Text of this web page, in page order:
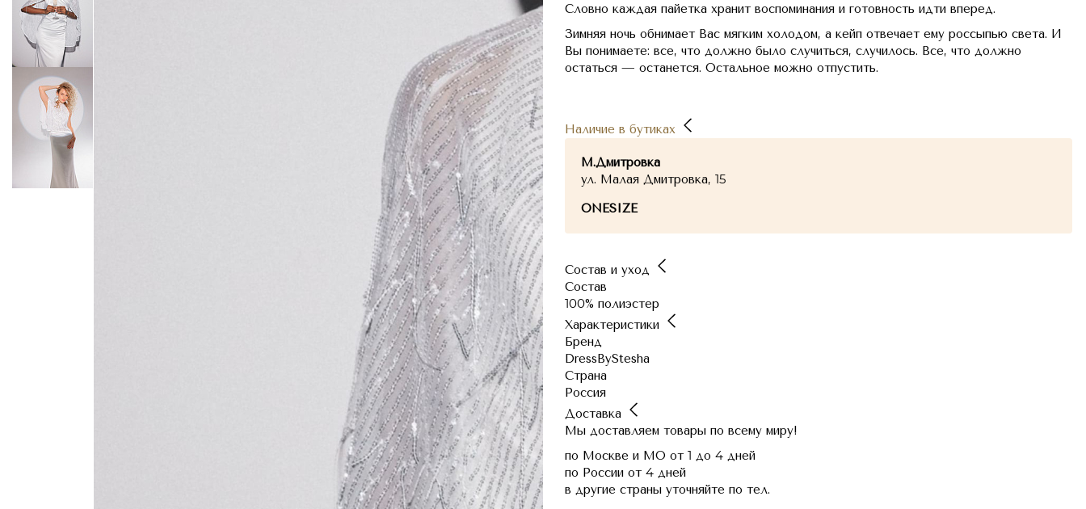
Словно каждая пайетка хранит воспоминания и готовность идти вперед.
Зимняя ночь обнимает Вас мягким холодом, а кейп отвечает ему россыпью света. И
Вы понимаете: все, что должно было случиться, случилось. Все, что должно
остаться — останется. Остальное можно отпустить.
Наличие в бутиках
М.Дмитровка
ул. Малая Дмитровка, 15
ONESIZE
Состав и уход
Состав
100% полиэстер
Характеристики
Бренд
DressByStesha
Страна
Россия
Доставка
Мы доставляем товары по всему миру!
по Москве и МО от 1 до 4 дней
по России от 4 дней
в другие страны уточняйте по тел.